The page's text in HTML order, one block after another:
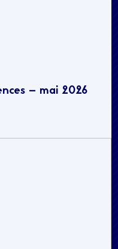
– mai 2026